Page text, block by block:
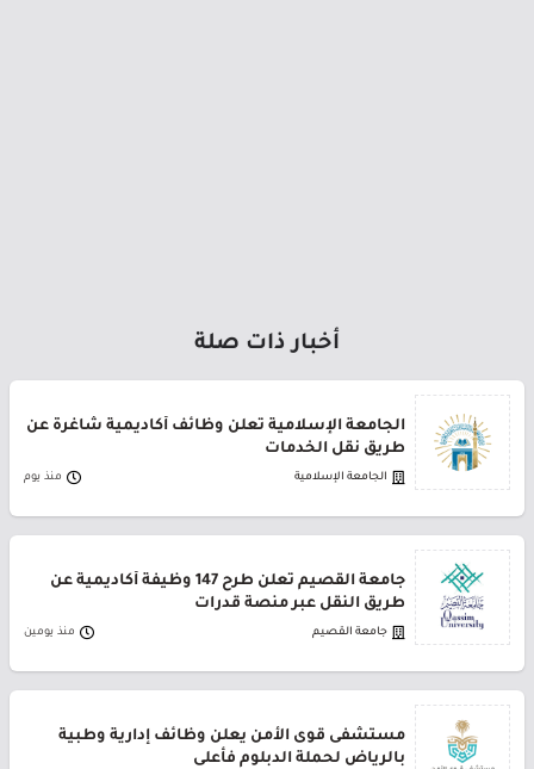
أخبار ذات صلة
الجامعة الإسلامية تعلن وظائف أكاديمية شاغرة عن
طريق نقل الخدمات
الجامعة الإسلامية منذ يوم
جامعة القصيم تعلن طرح 147 وظيفة أكاديمية عن
طريق النقل عبر منصة قدرات
جامعة القصيم منذ يومين
مستشفى قوى الأمن يعلن وظائف إدارية وطبية
بالرياض لحملة الدبلوم فأعلى